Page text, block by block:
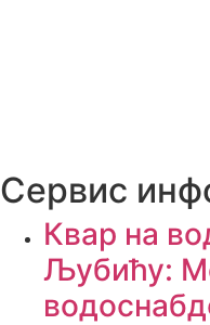
Сервис
Квар на
Љубићу: